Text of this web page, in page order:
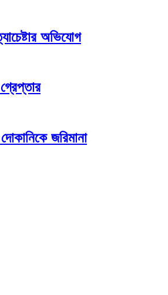
অভিযোগ
জরিমানা